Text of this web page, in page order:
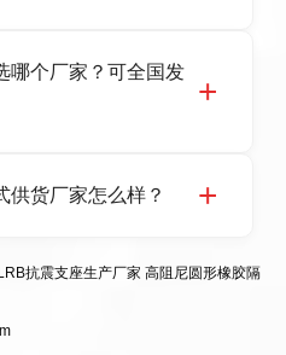
，地址迎宾大街 9
宾大街 9 号，是专业隔震
铅芯、LNR 天然、
哪个厂家？可全国发
程，实体工厂现货充足，
，地址：衡水高新
供货厂家怎么样？
多年行业生产经验，国标
供选型、深化、供货、安
LRB抗震支座生产厂家 高阻尼圆形橡胶隔